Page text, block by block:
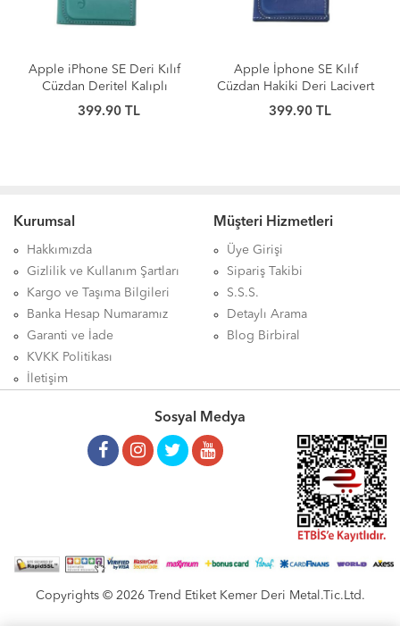
Apple iPhone SE Deri Kılıf
Cüzdan Deritel Kalıplı
Turkuaz
399.90 TL
Apple İphone SE Kılıf
Cüzdan Hakiki Deri Lacivert
399.90 TL
Kurumsal
Hakkımızda
Gizlilik ve Kullanım Şartları
Kargo ve Taşıma Bilgileri
Banka Hesap Numaramız
Garanti ve İade
KVKK Politikası
İletişim
Müşteri Hizmetleri
Üye Girişi
Sipariş Takibi
S.S.S.
Detaylı Arama
Blog Birbiral
Sosyal Medya
Copyrights © 2026 Trend Etiket Kemer Deri Metal.Tic.Ltd.